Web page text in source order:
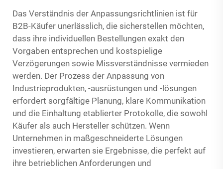
Das Verständnis der Anpassungsrichtlinien ist für
B2B-Käufer unerlässlich, die sicherstellen möchten,
dass ihre individuellen Bestellungen exakt den
Vorgaben entsprechen und kostspielige
Verzögerungen sowie Missverständnisse vermieden
werden. Der Prozess der Anpassung von
Industrieprodukten, -ausrüstungen und -lösungen
erfordert sorgfältige Planung, klare Kommunikation
und die Einhaltung etablierter Protokolle, die sowohl
Käufer als auch Hersteller schützen. Wenn
Unternehmen in maßgeschneiderte Lösungen
investieren, erwarten sie Ergebnisse, die perfekt auf
ihre betrieblichen Anforderungen und